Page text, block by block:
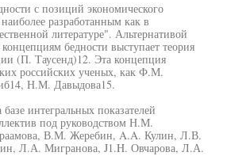
с позиций экономического
разработанным как в
литературе". Альтернативой
бедности выступает теория
(П. Таусенд)12. Эта концепция
российских ученых, как Ф.М.
Н.М. Давыдова15.
интегральных показателей
под руководством Н.М.
В.М. Жеребин, A.A. Кулин, Л.В.
Л.А. Мигранова, J1.H. Овчарова, Л.А.